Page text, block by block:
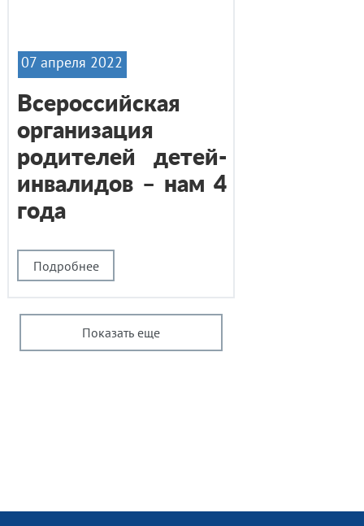
Подробнее
Всероссийская
организация
родителей детей-
инвалидов – нам 4
года
07 апреля 2022
Показать еще